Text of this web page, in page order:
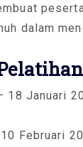
dalam
18 Januari
Februari